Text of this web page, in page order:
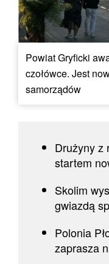
Powiat Gryficki
czołówce. Jest
samorządów
Drużyny z
startem
Skolim
gwiazdą
Polonia
zaprasza